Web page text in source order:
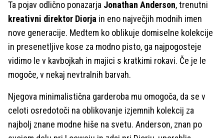
Ta pojav odlično ponazarja Jonathan Anderson, trenutni
kreativni direktor Diorja in eno največjih modnih imen
nove generacije. Medtem ko oblikuje domiselne kolekcije
in presenetljive kose za modno pisto, ga najpogosteje
vidimo le v kavbojkah in majici s kratkimi rokavi. Če je le
mogoče, v nekaj nevtralnih barvah.
Njegova minimalistična garderoba mu omogoča, da se v
celoti osredotoči na oblikovanje izjemnih kolekcij za
najbolj znane modne hiše na svetu. Anderson, znan po